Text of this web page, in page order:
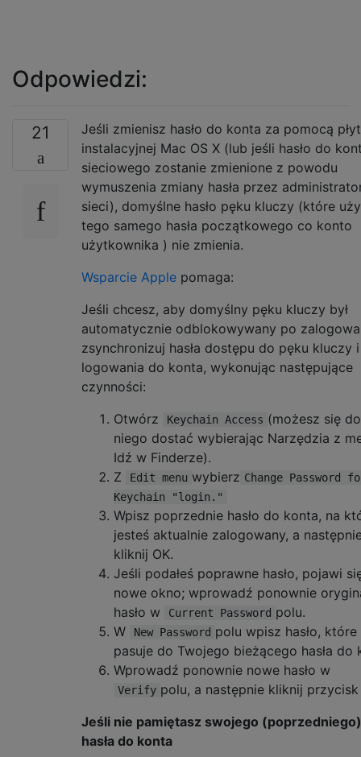
Odpowiedzi:
21
Jeśli zmienisz hasło do konta za pomocą
instalacyjnej Mac OS X (lub jeśli hasło do
sieciowego zostanie zmienione z powodu
wymuszenia zmiany hasła przez
sieci), domyślne hasło pęku kluczy (które
tego samego hasła początkowego co konto
użytkownika ) nie zmienia.
Wsparcie Apple pomaga:
Jeśli chcesz, aby domyślny pęku kluczy był
automatycznie odblokowywany po
zsynchronizuj hasła dostępu do pęku kluczy i
logowania do konta, wykonując następujące
czynności:
Otwórz
Keychain Access (możesz się do
niego dostać wybierając Narzędzia z
Idź w Finderze).
Z
Edit menu wybierz Change Password
Keychain "login."
Wpisz poprzednie hasło do konta, na
jesteś aktualnie zalogowany, a
kliknij OK.
Jeśli podałeś poprawne hasło, pojawi
nowe okno; wprowadź ponownie
hasło w
Current Password polu.
W
New Password polu wpisz hasło, które
pasuje do Twojego bieżącego hasła do
Wprowadź ponownie nowe hasło w
Verify polu, a następnie kliknij przycisk
Jeśli nie pamiętasz swojego (poprzedniego)
hasła do konta